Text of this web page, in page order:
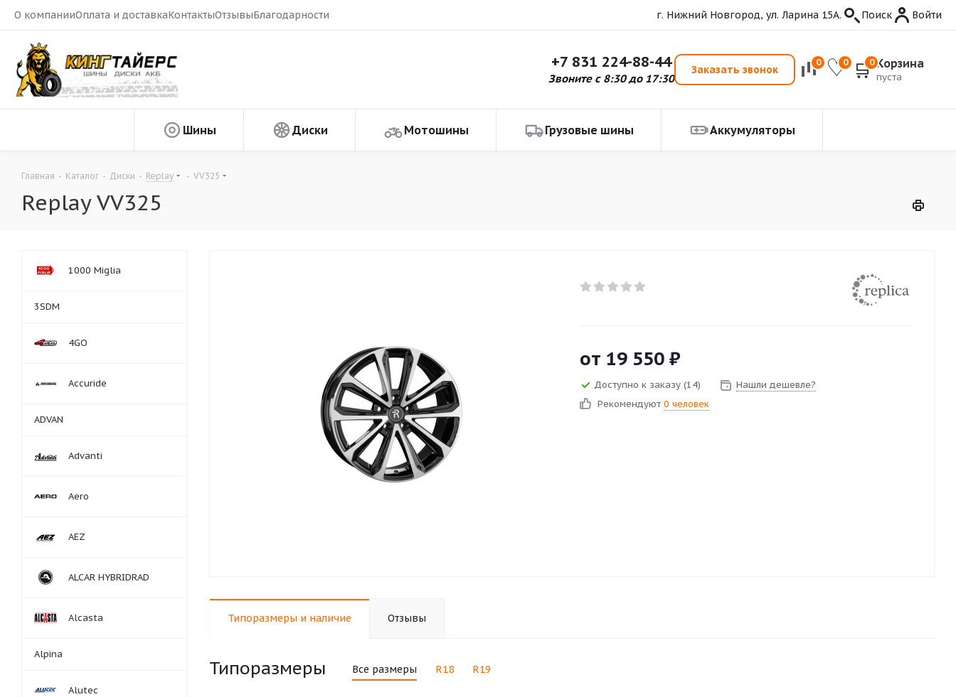
О компанииОплата и доставкаКонтактыОтзывыБлагодарности г. Нижний Новгород, ул. Ларина 15А. Поиск Войти
+7 831 224-88-44
Звоните с 8:30 до 17:30
Заказать звонок
0 0 0 Корзина
пуста
Шины Диски Мотошины Грузовые шины Аккумуляторы
Главная - Каталог - Диски - Replay - VV325
Replay VV325
от 19 550 ₽
Доступно к заказу (14)
Нашли дешевле?
Рекомендуют 0 человек
Типоразмеры и наличие Отзывы
Типоразмеры Все размеры R18 R19
1000 Miglia
3SDM
4GO
Accuride
ADVAN
Advanti
Aero
AEZ
ALCAR HYBRIDRAD
Alcasta
Alpina
Alutec